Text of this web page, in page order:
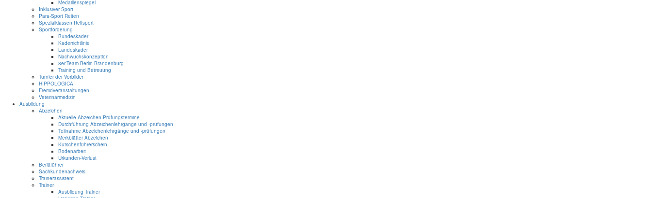
Medaillenspiegel
Inklusiver Sport
Para-Sport Reiten
Spezialklassen Reitsport
Sportförderung
Bundeskader
Kaderrichtlinie
Landeskader
Nachwuchskonzeption
8er-Team Berlin-Brandenburg
Training und Betreuung
Turnier der Vorbilder
HIPPOLOGICA
Fremdveranstaltungen
Veterinärmedizin
Ausbildung
Abzeichen
Aktuelle Abzeichen-Prüfungstermine
Durchführung Abzeichenlehrgänge und -prüfungen
Teilnahme Abzeichenlehrgänge und -prüfungen
Merkblätter Abzeichen
Kutschenführerschein
Bodenarbeit
Urkunden-Verlust
Berittführer
Sachkundenachweis
Trainerassistent
Trainer
Ausbildung Trainer